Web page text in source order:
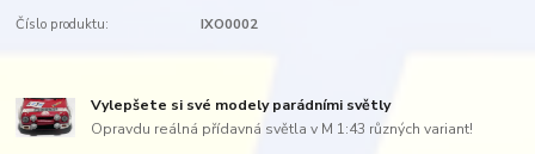
Číslo produktu: IXO0002
Vylepšete si své modely parádními světly
Opravdu reálná přídavná světla v M 1:43 různých variant!